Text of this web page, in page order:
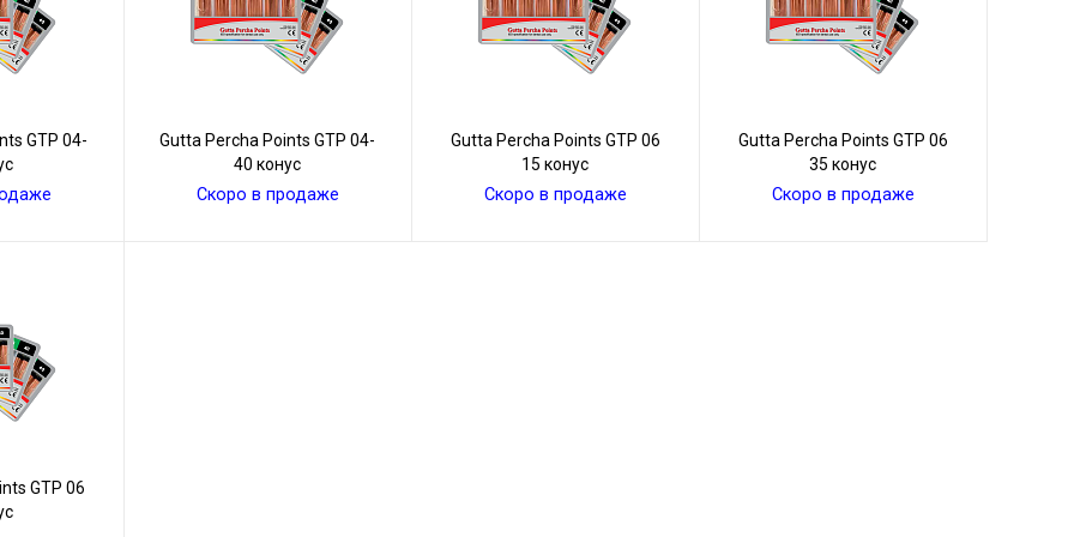
GТР 04-
Gutta Percha Points GТР 04-
40 конус
Скоро в продаже
Gutta Percha Points GТР 06
15 конус
Скоро в продаже
Gutta Percha Points GТР 06
35 конус
Скоро в продаже
GТР 06